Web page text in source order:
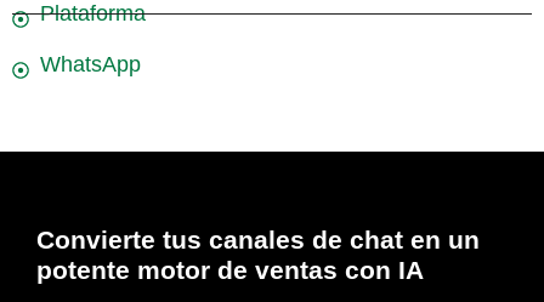
Plataforma
WhatsApp
Convierte tus canales de chat en un
potente motor de ventas con IA